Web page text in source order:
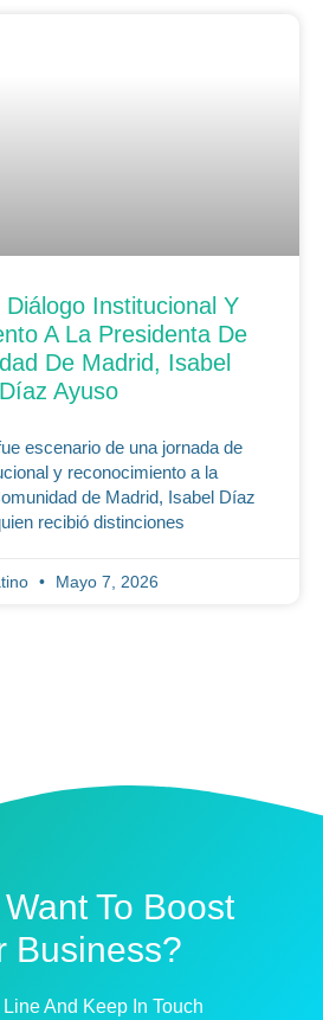
Institucional Y
A La Presidenta De
De Madrid, Isabel
Díaz Ayuso
escenario de una jornada de
y reconocimiento a la
de Madrid, Isabel Díaz
recibió distinciones
Mayo 7, 2026
To Boost
Business?
Line And Keep In Touch